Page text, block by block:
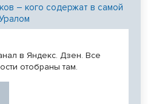
– кого содержат в самой
в Яндекс. Дзен. Все
отобраны там.